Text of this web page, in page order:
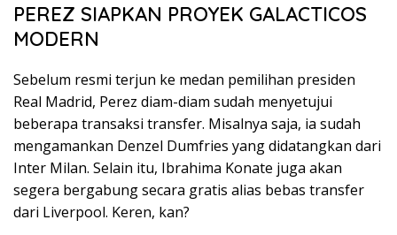
PEREZ SIAPKAN PROYEK GALACTICOS
MODERN
Sebelum resmi terjun ke medan pemilihan presiden
Real Madrid, Perez diam-diam sudah menyetujui
beberapa transaksi transfer. Misalnya saja, ia sudah
mengamankan Denzel Dumfries yang didatangkan dari
Inter Milan. Selain itu, Ibrahima Konate juga akan
segera bergabung secara gratis alias bebas transfer
dari Liverpool. Keren, kan?